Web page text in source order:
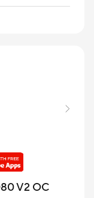
V2 OC